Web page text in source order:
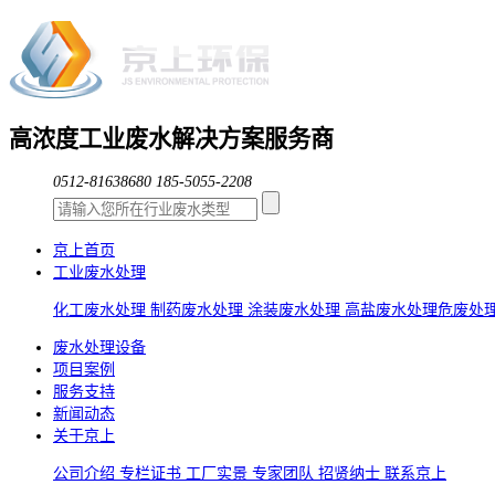
高浓度工业废水解决方案服务商
0512-81638680 185-5055-2208
京上首页
工业废水处理
化工废水处理 制药废水处理 涂装废水处理 高盐废水处理危废处
废水处理设备
项目案例
服务支持
新闻动态
关于京上
公司介绍 专栏证书 工厂实景 专家团队 招贤纳士 联系京上